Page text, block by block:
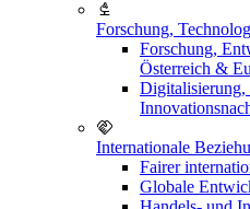
Forschung,
Forschung,
Österreich &
Digitalisierung,
Internationale
Fairer
Globale